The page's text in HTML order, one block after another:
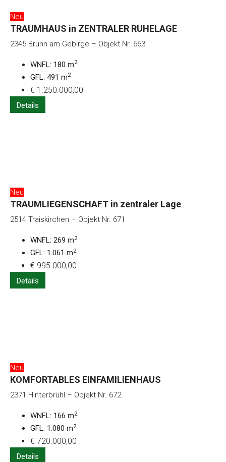
Neu
TRAUMHAUS in ZENTRALER RUHELAGE
2345 Brunn am Gebirge – Objekt Nr. 663
WNFL: 180 m2
GFL: 491 m2
€ 1.250.000,00
Details
Neu
TRAUMLIEGENSCHAFT in zentraler Lage
2514 Traiskirchen – Objekt Nr. 671
WNFL: 269 m2
GFL: 1.061 m2
€ 995.000,00
Details
Neu
KOMFORTABLES EINFAMILIENHAUS
2371 Hinterbrühl – Objekt Nr. 672
WNFL: 166 m2
GFL: 1.080 m2
€ 720.000,00
Details